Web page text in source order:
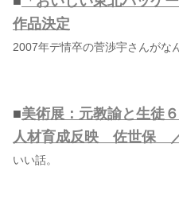
作品決定
2007年デ情卒の菅渉宇さんがな
■美術展：元教諭と生徒
人材育成反映 佐世保
いい話。